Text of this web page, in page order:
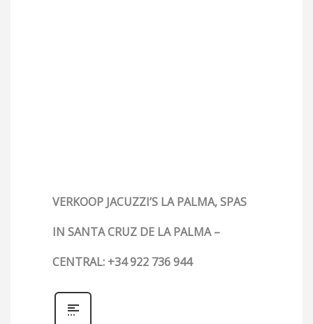
VERKOOP JACUZZI’S LA PALMA, SPAS
IN SANTA CRUZ DE LA PALMA –
CENTRAL: +34 922 736 944